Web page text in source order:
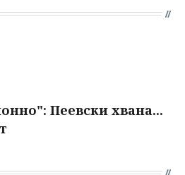
Пеевски хвана...